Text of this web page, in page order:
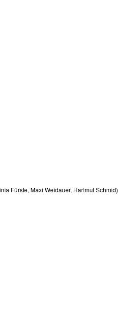
Fürste, Maxi Weidauer, Hartmut Schmid)